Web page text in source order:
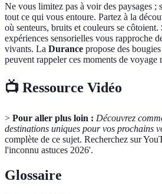
Ne vous limitez pas à voir des paysages ;
tout ce qui vous entoure. Partez à la
où senteurs, bruits et couleurs se côtoient.
expériences sensorielles vous rapproche
vivants. La Durance propose des
peuvent rappeler ces moments de voyage
📺 Ressource Vidéo
> Pour aller plus loin : Découvrez
destinations uniques pour vos prochains
complète de ce sujet. Recherchez sur
l'inconnu astuces 2026'.
Glossaire